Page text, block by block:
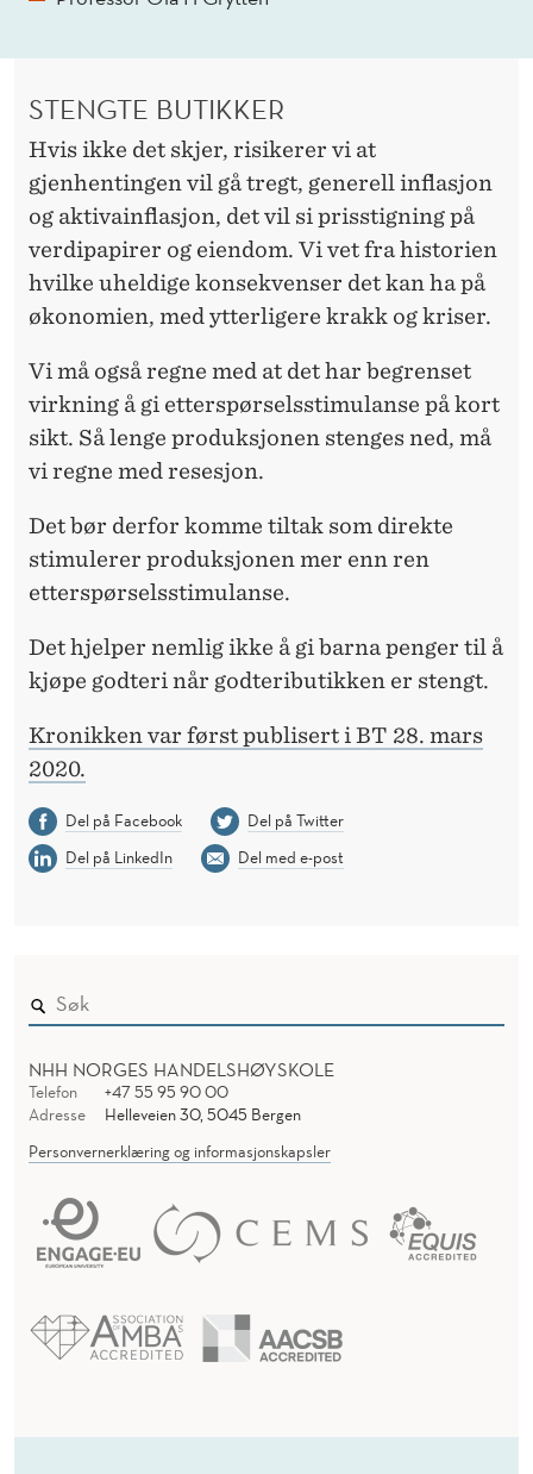
STENGTE BUTIKKER
Hvis ikke det skjer, risikerer vi at
gjenhentingen vil gå tregt, generell inflasjon
og aktivainflasjon, det vil si prisstigning på
verdipapirer og eiendom. Vi vet fra historien
hvilke uheldige konsekvenser det kan ha på
økonomien, med ytterligere krakk og kriser.
Vi må også regne med at det har begrenset
virkning å gi etterspørselsstimulanse på kort
sikt. Så lenge produksjonen stenges ned, må
vi regne med resesjon.
Det bør derfor komme tiltak som direkte
stimulerer produksjonen mer enn ren
etterspørselsstimulanse.
Det hjelper nemlig ikke å gi barna penger til å
kjøpe godteri når godteributikken er stengt.
Kronikken var først publisert i BT 28. mars
2020.
Del på Facebook
Del på Twitter
Del på LinkedIn
Del med e-post
NHH NORGES HANDELSHØYSKOLE
Telefon
+47 55 95 90 00
Adresse
Helleveien 30, 5045 Bergen
Personvernerklæring og informasjonskapsler